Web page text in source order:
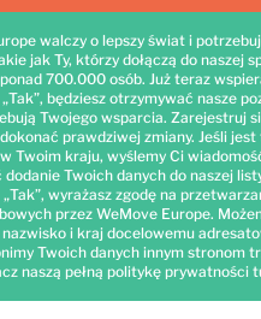
walczy o lepszy świat i
jak Ty, którzy dołączą do naszej
700.000 osób. Już teraz
będziesz otrzymywać nasze
Twojego wsparcia. Zarejestruj
prawdziwej zmiany. Jeśli
Twoim kraju, wyślemy Ci
Twoich danych do naszej
wyrażasz zgodę na
przez WeMove Europe.
i kraj docelowemu
Twoich danych innym stronom
naszą pełną politykę prywatności